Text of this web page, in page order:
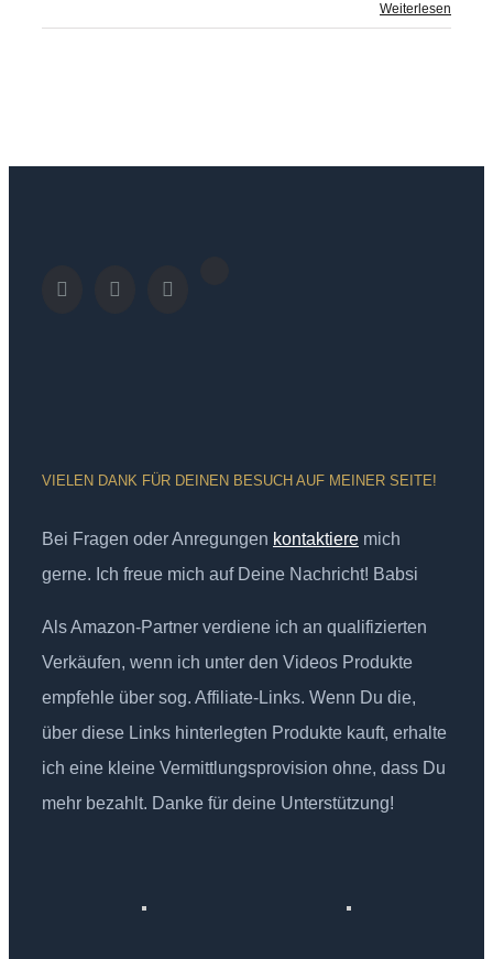
Weiterlesen
VIELEN DANK FÜR DEINEN BESUCH AUF MEINER SEITE!
Bei Fragen oder Anregungen kontaktiere mich
gerne. Ich freue mich auf Deine Nachricht! Babsi
Als Amazon-Partner verdiene ich an qualifizierten
Verkäufen, wenn ich unter den Videos Produkte
empfehle über sog. Affiliate-Links. Wenn Du die,
über diese Links hinterlegten Produkte kauft, erhalte
ich eine kleine Vermittlungsprovision ohne, dass Du
mehr bezahlt. Danke für deine Unterstützung!